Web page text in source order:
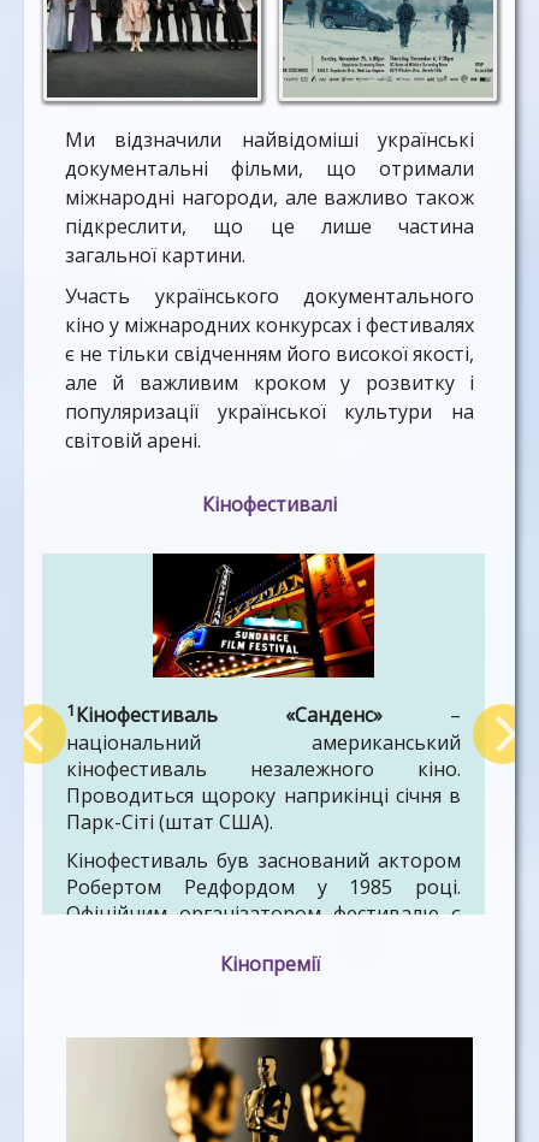
Ми відзначили найвідоміші українські
документальні фільми, що отримали
міжнародні нагороди, але важливо також
підкреслити, що це лише частина
загальної картини.
Участь українського документального
кіно у міжнародних конкурсах і фестивалях
є не тільки свідченням його високої якості,
але й важливим кроком у розвитку і
популяризації української культури на
світовій арені.
Кінофестивалі
1Кінофестиваль «Санденс»–
національний американський
кінофестиваль незалежного кіно.
Проводиться щороку наприкінці січня в
Парк-Сіті (штат США).
Кінофестиваль був заснований актором
Робертом Редфордом у 1985 році.
Офіційним організатором фестивалю є
організація, відповідальна за підтримку
Кінопремії